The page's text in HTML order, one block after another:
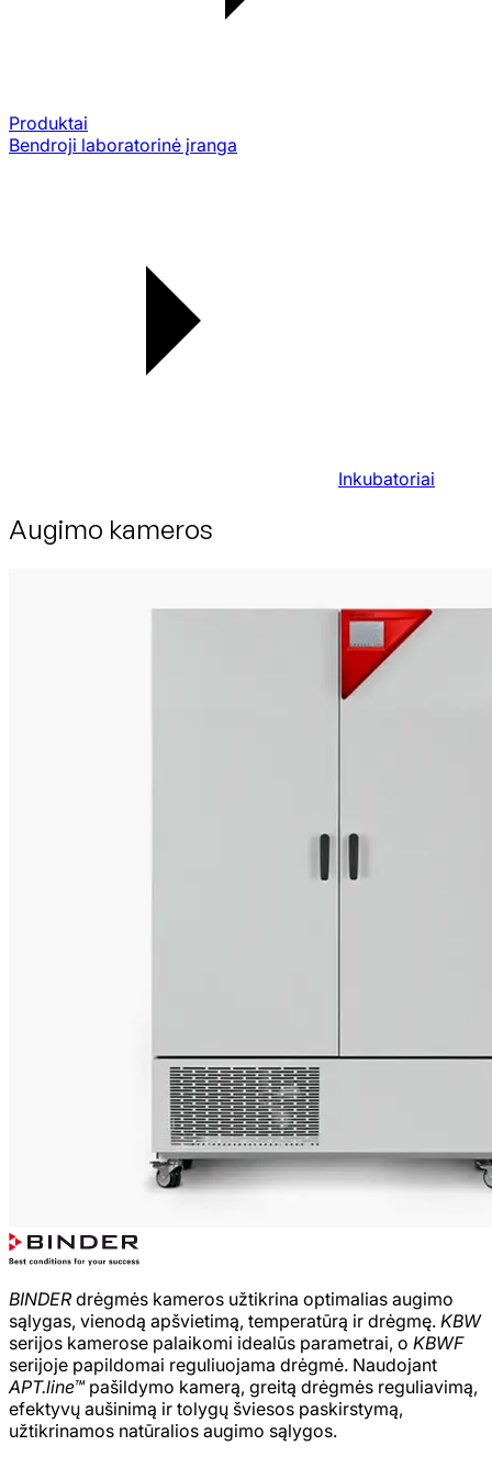
Produktai
Bendroji laboratorinė įranga
Inkubatoriai
Augimo kameros
BINDER drėgmės kameros užtikrina optimalias augimo
sąlygas, vienodą apšvietimą, temperatūrą ir drėgmę. KBW
serijos kamerose palaikomi idealūs parametrai, o KBWF
serijoje papildomai reguliuojama drėgmė. Naudojant
APT.line™pašildymo kamerą, greitą drėgmės reguliavimą,
efektyvų aušinimą ir tolygų šviesos paskirstymą,
užtikrinamos natūralios augimo sąlygos.